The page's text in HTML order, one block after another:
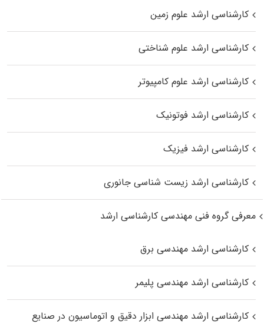
کارشناسی ارشد علوم زمین
کارشناسی ارشد علوم شناختی
کارشناسی ارشد علوم کامپیوتر
کارشناسی ارشد فوتونیک
کارشناسی ارشد فیزیک
کارشناسی ارشد زیست‌ شناسی جانوری
معرفی گروه فنی مهندسی کارشناسی ارشد
کارشناسی ارشد مهندسی برق
کارشناسی ارشد مهندسی پلیمر
کارشناسی ارشد مهندسی ابزار دقیق و اتوماسیون در صنایع